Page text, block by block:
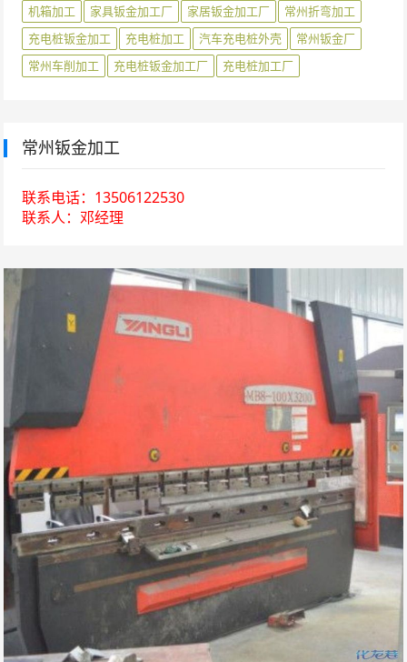
机箱加工
家具钣金加工厂 家居钣金加工厂
常州折弯加工
充电桩钣金加工
充电桩加工 汽车充电桩外壳
常州钣金厂
常州车削加工
充电桩钣金加工厂 充电桩加工厂
常州钣金加工
联系电话：13506122530
联系人：邓经理